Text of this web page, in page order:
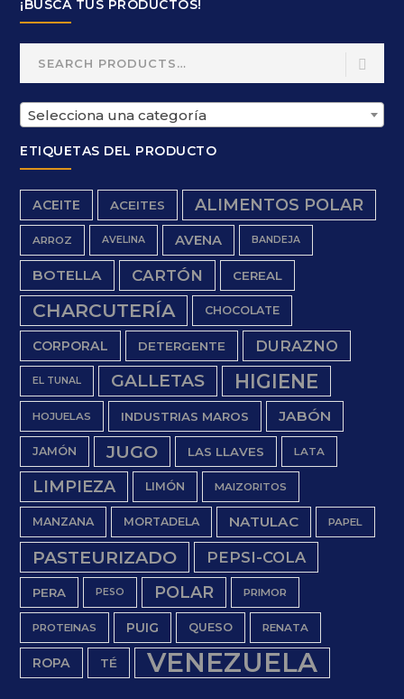
¡BUSCA TUS PRODUCTOS!
Selecciona una categoría
ETIQUETAS DEL PRODUCTO
ACEITE ACEITES ALIMENTOS POLAR
ARROZ AVELINA AVENA BANDEJA
BOTELLA CARTÓN CEREAL
CHARCUTERÍA CHOCOLATE
CORPORAL DETERGENTE DURAZNO
EL TUNAL GALLETAS HIGIENE
HOJUELAS INDUSTRIAS MAROS JABÓN
JAMÓN JUGO LAS LLAVES LATA
LIMPIEZA LIMÓN MAIZORITOS
MANZANA MORTADELA NATULAC PAPEL
PASTEURIZADO PEPSI-COLA
PERA PESO POLAR PRIMOR
PROTEINAS PUIG QUESO RENATA
ROPA TÉ VENEZUELA